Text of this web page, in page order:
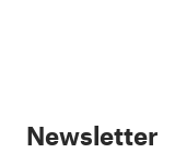
Newsletter